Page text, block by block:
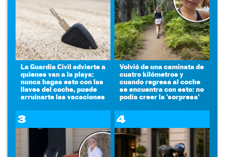
La Guardia Civil advierte a
quienes van a la playa:
nunca hagas esto con las
llaves del coche, puede
arruinarte las vacaciones
Volvió de una caminata de
cuatro kilómetros y
cuando regresa al coche
se encuentra con esto: no
podía creer la 'sorpresa'
3 4